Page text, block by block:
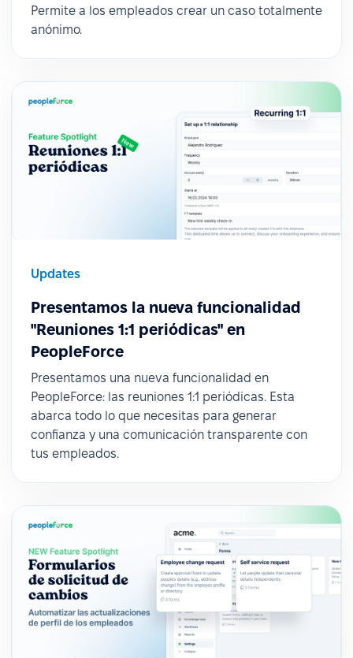
Permite a los empleados crear un caso totalmente
anónimo.
Updates
Presentamos la nueva funcionalidad
"Reuniones 1:1 periódicas" en
PeopleForce
Presentamos una nueva funcionalidad en
PeopleForce: las reuniones 1:1 periódicas. Esta
abarca todo lo que necesitas para generar
confianza y una comunicación transparente con
tus empleados.